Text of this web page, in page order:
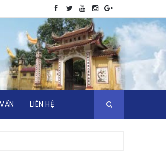
LIÊN HỆ